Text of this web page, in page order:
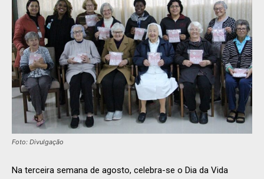
Foto: Divulgação
Na terceira semana de agosto, celebra-se o Dia da Vida